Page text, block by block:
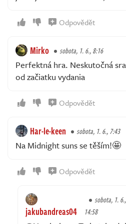
Odpovědět
Mirko sobota, 1. 6., 8:16
Perfektná hra. Neskutočná
od začiatku vydania
Odpovědět
Har-le-keen sobota, 1. 6., 7:43
Na Midnight suns se těším!🤩
Odpovědět
jakubandreas04
sobota, 1. 6.,
14:58